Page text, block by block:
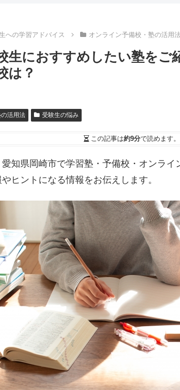
への学習アドバイス オンライン予備校・塾の活用
生におすすめしたい塾をご
は？
活用法 受験生の悩み
この記事は約9分で読めます。
知県岡崎市で学習塾・予備校・オンラ
ヒントになる情報をお伝えします。